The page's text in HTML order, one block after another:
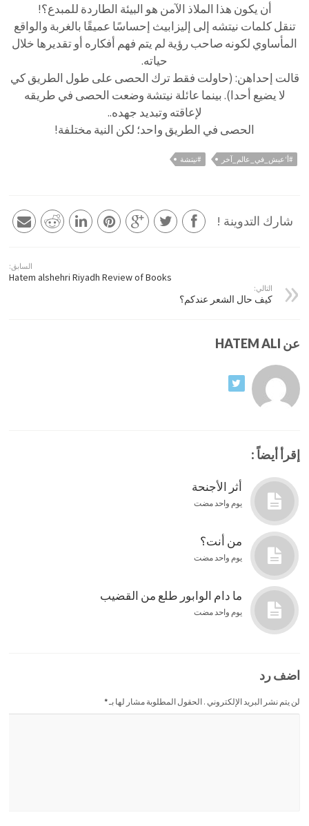
أن يكون هذا الملاذ الآمن هو البيئة الطاردة للمبدع؟!
تنقل كلمات نيتشه إلى إليزابيث إحساسًا عميقًا بالغربة والواقع
المأساوي لكونه صاحب رؤية لم يتم فهم أفكاره أو تقديرها خلال
حياته.
قالت إحداهن: (حاولت فقط ترك الحصى على طول الطريق كي
لا يضيع أحدا). بينما عائلة نيتشة وضعت الحصى في طريقه
لإعاقته وتبديد جهده..
الحصى في الطريق واحد؛ لكن النية مختلفة!
#أ‘عيش_في_عالم_آخر #نيتشة
شارك التدوينة !
السابق:
Hatem alshehri Riyadh Review of Books
التالي:
كيف حال الشعر عندكم؟
عن HATEM ALI
إقرأ أيضاً :
أثر الأجنحة
يوم واحد مضت
من أنت؟
يوم واحد مضت
ما دام الوابور طلع من القضيب
يوم واحد مضت
اضف رد
لن يتم نشر البريد الإلكتروني . الحقول المطلوبة مشار لها بـ*